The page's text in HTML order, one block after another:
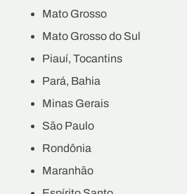
Mato Grosso
Mato Grosso do Sul
Piauí, Tocantins
Pará, Bahia
Minas Gerais
São Paulo
Rondônia
Maranhão